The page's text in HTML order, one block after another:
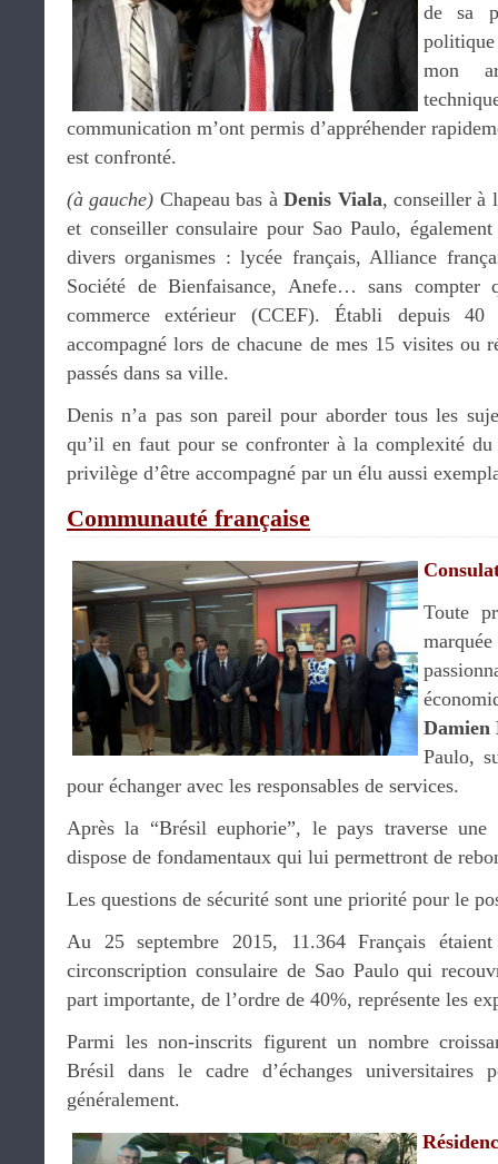
de sa
mon
communication m’ont permis d’appréhender
est confronté.
(à gauche) Chapeau bas àDenis Viala, conseiller à
et conseiller consulaire pour Sao Paulo,
divers organismes : lycée français, Alliance
Société de Bienfaisance, Anefe… sans compter
commerce extérieur (CCEF). Établi depuis
accompagné lors de chacune de mes 15 visites ou
passés dans sa ville.
Denis n’a pas son pareil pour aborder tous les
qu’il en faut pour se confronter à la complexité
privilège d’être accompagné par un élu aussi
Communauté française
Toute
Damien
Paulo,
pour échanger avec les responsables de services.
Après la “Brésil euphorie”, le pays traverse
dispose de fondamentaux qui lui permettront de
Les questions de sécurité sont une priorité pour le
Au 25 septembre 2015, 11.364 Français
circonscription consulaire de Sao Paulo qui
part importante, de l’ordre de 40%, représente les
Parmi les non-inscrits figurent un nombre
Brésil dans le cadre d’échanges universitaires
généralement.